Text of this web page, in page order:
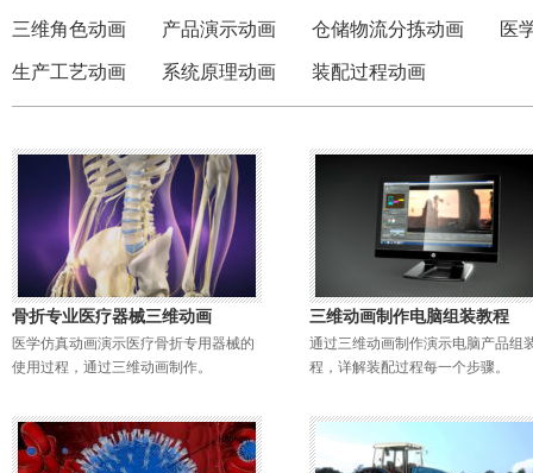
三维角色动画 产品演示动画 仓储物流分拣动画 医
生产工艺动画 系统原理动画 装配过程动画
骨折专业医疗器械三维动画
医学仿真动画演示医疗骨折专用器械的
使用过程，通过三维动画制作。
三维动画制作电脑组装教程
通过三维动画制作演示电脑产品组
程，详解装配过程每一个步骤。